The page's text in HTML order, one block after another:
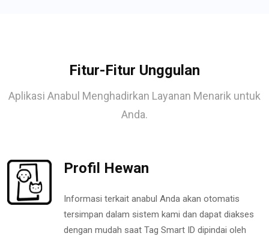
Fitur-Fitur Unggulan
Aplikasi Anabul Menghadirkan Layanan Menarik untuk
Anda.
Profil Hewan
Informasi terkait anabul Anda akan otomatis
tersimpan dalam sistem kami dan dapat diakses
dengan mudah saat Tag Smart ID dipindai oleh